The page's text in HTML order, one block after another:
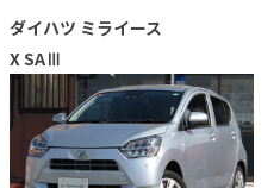
ダイハツ ミライース
X SAⅢ